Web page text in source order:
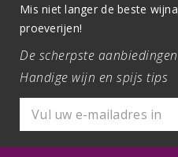
Mis niet langer de beste
proeverijen!
De scherpste aanbiedingen
Handige wijn en spijs tips